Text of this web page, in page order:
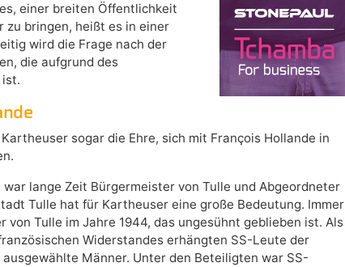
einer breiten Öffentlichkeit
zu bringen, heißt es in einer
wird die Frage nach der
die aufgrund des
sogar die Ehre, sich mit François Hollande in
lange Zeit Bürgermeister von Tulle und Abgeordneter
Tulle hat für Kartheuser eine große Bedeutung. Immer
von Tulle im Jahre 1944, das ungesühnt geblieben ist. Als
Widerstandes erhängten SS-Leute der
ausgewählte Männer. Unter den Beteiligten war SS-